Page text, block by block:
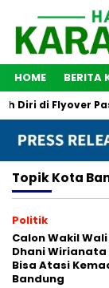
HOME BERITA
Diri di Flyover
TopikKota
Politik
Calon Wakil
Dhani Wirianata
Bisa Atasi
Bandung